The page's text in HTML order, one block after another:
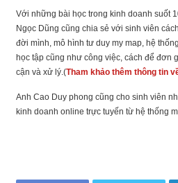
Với những bài học trong kinh doanh suốt
Ngọc Dũng cũng chia sẻ với sinh viên
đời mình, mô hình tư duy my map, hệ
học tập cũng như công việc, cách để đơn
cận và xử lý.(Tham khảo thêm thông tin
Anh Cao Duy phong cũng cho sinh viên
kinh doanh online trực tuyến từ hệ thống